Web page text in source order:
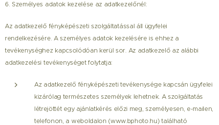
6. Személyes adatok kezelése az adatkezelőnél:
Az adatkezelő fényképészeti szolgáltatással áll ügyfelei
rendelkezésére. A személyes adatok kezelésére is ehhez a
tevékenységhez kapcsolódóan kerül sor. Az adatkezelő az alábbi
adatkezelési tevékenységet folytatja:
Az adatkezelő fényképészeti tevékenysége kapcsán ügyfelei
kizárólag természetes személyek lehetnek. A szolgáltatás
létrejöttét egy ajánlatkérés előzi meg, személyesen, e-mailen,
telefonon, a weboldalon (www.bphoto.hu) található